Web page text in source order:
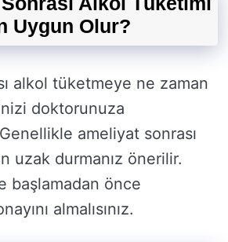
Uygun Olur?
alkol tüketmeye ne zaman
doktorunuza
Genellikle ameliyat sonrası
uzak durmanız önerilir.
başlamadan önce
almalısınız.